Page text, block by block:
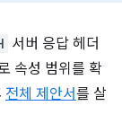
서버 응답 헤더
속성 범위를 확
전체 제안서를 살